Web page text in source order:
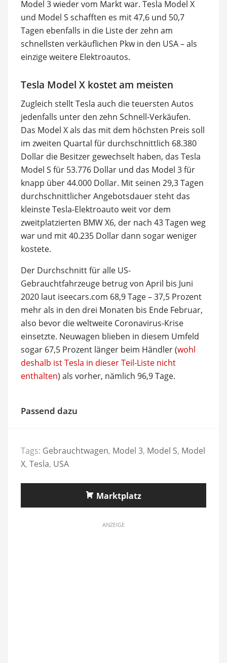
Model 3 wieder vom Markt war. Tesla Model X
und Model S schafften es mit 47,6 und 50,7
Tagen ebenfalls in die Liste der zehn am
schnellsten verkäuflichen Pkw in den USA – als
einzige weitere Elektroautos.
Tesla Model X kostet am meisten
Zugleich stellt Tesla auch die teuersten Autos
jedenfalls unter den zehn Schnell-Verkäufen.
Das Model X als das mit dem höchsten Preis soll
im zweiten Quartal für durchschnittlich 68.380
Dollar die Besitzer gewechselt haben, das Tesla
Model S für 53.776 Dollar und das Model 3 für
knapp über 44.000 Dollar. Mit seinen 29,3 Tagen
durchschnittlicher Angebotsdauer steht das
kleinste Tesla-Elektroauto weit vor dem
zweitplatzierten BMW X6, der nach 43 Tagen weg
war und mit 40.235 Dollar dann sogar weniger
kostete.
Der Durchschnitt für alle US-
Gebrauchtfahrzeuge betrug von April bis Juni
2020 laut iseecars.com 68,9 Tage – 37,5 Prozent
mehr als in den drei Monaten bis Ende Februar,
also bevor die weltweite Coronavirus-Krise
einsetzte. Neuwagen blieben in diesem Umfeld
sogar 67,5 Prozent länger beim Händler (wohl
deshalb ist Tesla in dieser Teil-Liste nicht
enthalten) als vorher, nämlich 96,9 Tage.
Passend dazu
Tags: Gebrauchtwagen, Model 3, Model S, Model
X, Tesla, USA
Marktplatz
ANZEIGE